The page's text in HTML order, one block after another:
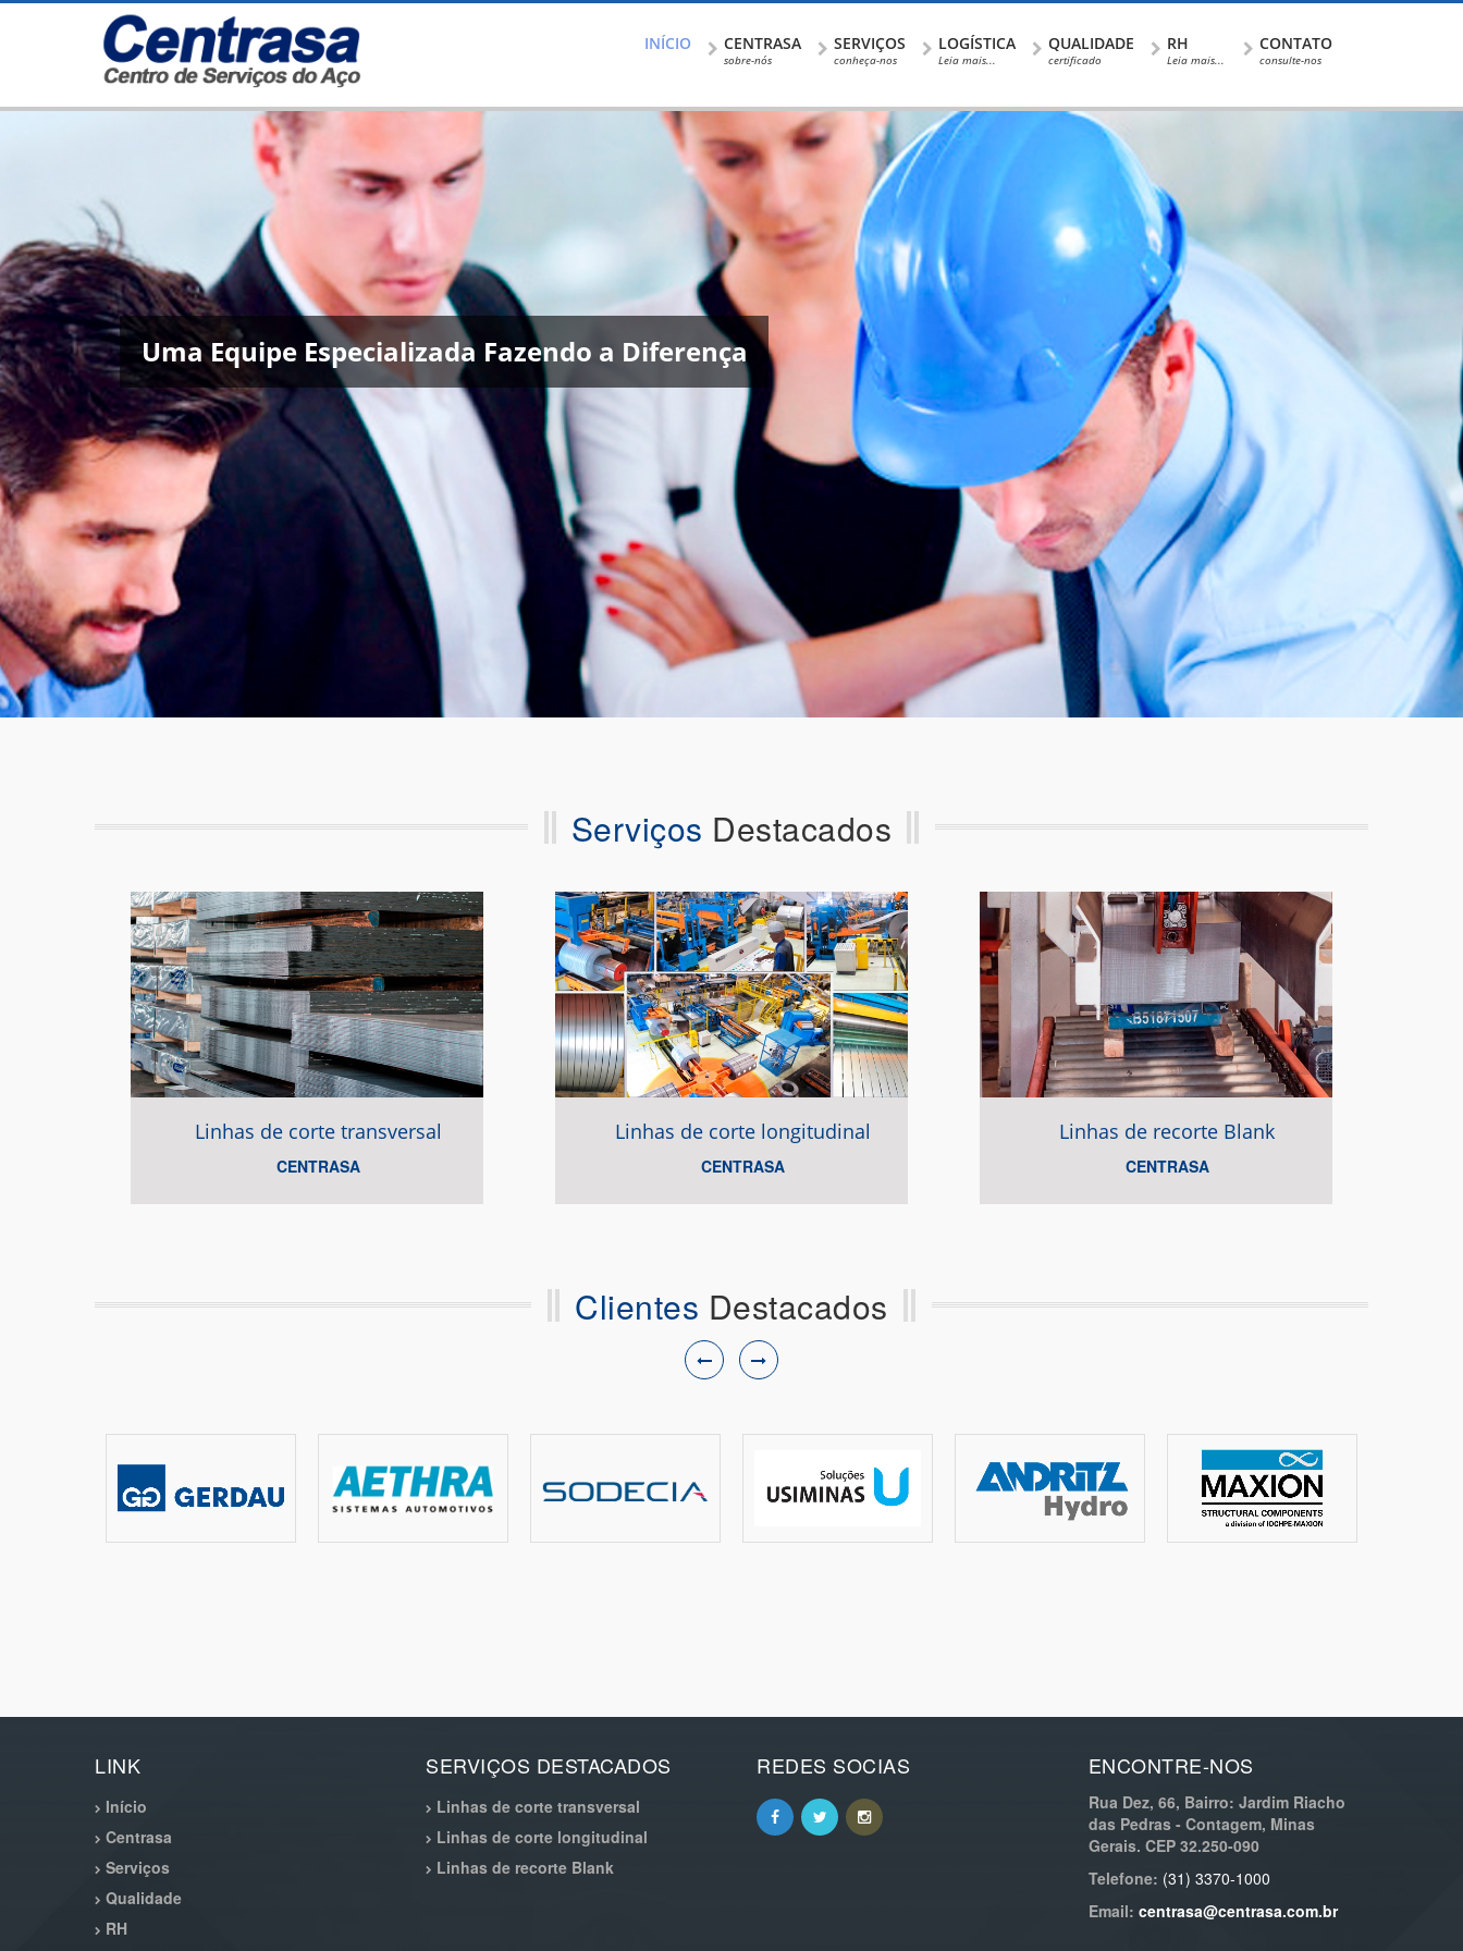
INÍCIO CENTRASA
sobre-nós
SERVIÇOS
conheça-nos
LOGÍSTICA
Leia mais...
QUALIDADE
certificado
RH
Leia mais...
CONTATO
consulte-nos
Uma Equipe Especializada Fazendo a Diferença
Serviços Destacados
Linhas de corte transversal
CENTRASA
Linhas de corte longitudinal
CENTRASA
Linhas de recorte Blank
CENTRASA
Clientes Destacados
LINK
Início
Centrasa
Serviços
Qualidade
RH
SERVIÇOS DESTACADOS
Linhas de corte transversal
Linhas de corte longitudinal
Linhas de recorte Blank
REDES SOCIAS ENCONTRE-NOS
Rua Dez, 66, Bairro: Jardim Riacho
das Pedras - Contagem, Minas
Gerais. CEP 32.250-090
Telefone: (31) 3370-1000
Email: centrasa@centrasa.com.br